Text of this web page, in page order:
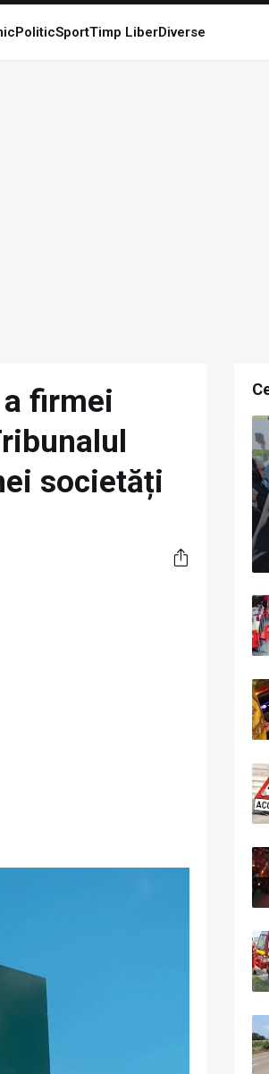
PoliticSportTimp LiberDiverse
firmei
societăți